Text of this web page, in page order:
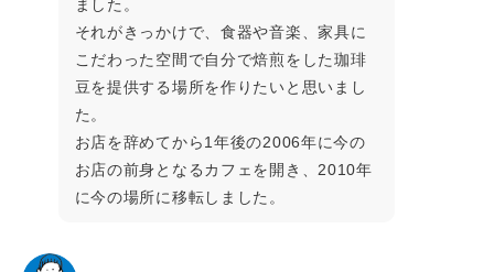
ました。
それがきっかけで、食器や音楽、家具に
こだわった空間で自分で焙煎をした珈琲
豆を提供する場所を作りたいと思いまし
た。
お店を辞めてから1年後の2006年に今の
お店の前身となるカフェを開き、2010年
に今の場所に移転しました。